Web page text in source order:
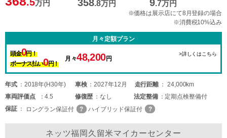
万円 358.8万円 9.7万円
※価格は展示店にて8月登録の場合
※消費税10%込み
月々定額プラン
頭金0円！
ボーナス払い0円！
月々48,200円
>詳しくはこちら
年式 2018年(H30年) 車検 2027年12月 走行距離
24,000km
車両評価点 4.5 修復歴 なし 法定整備
定期点検整備付
保証
ロングラン保証付 ハイブリッド保証付
ネッツ福岡久留米マイカーセンター